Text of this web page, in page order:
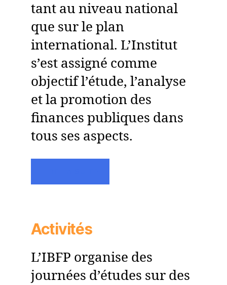
tant au niveau national
que sur le plan
international. L’Institut
s’est assigné comme
objectif l’étude, l’analyse
et la promotion des
finances publiques dans
tous ses aspects.
Activités
L’IBFP organise des
journées d’études sur des